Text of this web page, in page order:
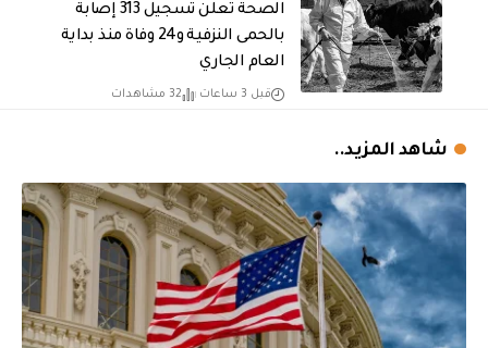
الصحة تعلن تسجيل 313 إصابة
بالحمى النزفية و24 وفاة منذ بداية
العام الجاري
قبل 3 ساعات 32 مشاهدات
شاهد المزيد..